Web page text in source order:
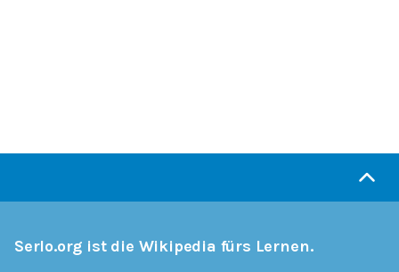
Serlo.org ist die Wikipedia fürs Lernen.